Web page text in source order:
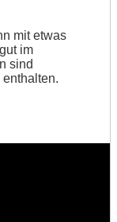
mit etwas
im
sind
enthalten.